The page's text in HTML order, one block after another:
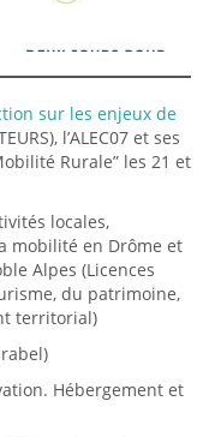
sur les enjeux de
l’ALEC07 et ses
Rurale” les 21 et
locales,
mobilité en Drôme et
Alpes (Licences
du patrimoine,
territorial)
Hébergement et